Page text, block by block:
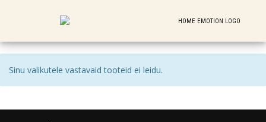
Sinu valikutele vastavaid tooteid ei leidu.